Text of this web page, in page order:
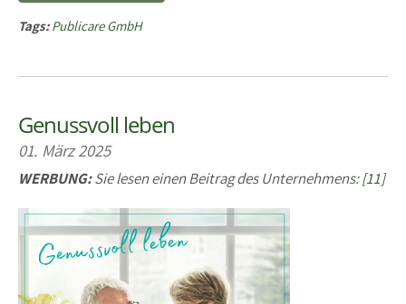
Tags:Publicare GmbH
Genussvoll leben
01. März 2025
WERBUNG:Sie lesen einen Beitrag des Unternehmens:[11]